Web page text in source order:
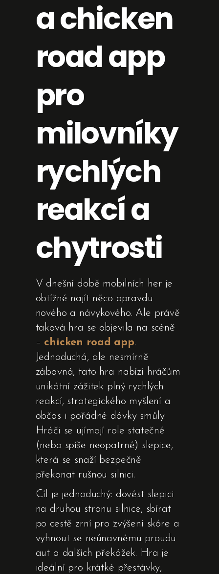
a chicken
road app
pro
milovníky
rychlých
reakcí a
chytrosti
V dnešní době mobilních her je
obtížné najít něco opravdu
nového a návykového. Ale právě
taková hra se objevila na scéně
– chicken road app.
Jednoduchá, ale nesmírně
zábavná, tato hra nabízí hráčům
unikátní zážitek plný rychlých
reakcí, strategického myšlení a
občas i pořádné dávky smůly.
Hráči se ujímají role statečné
(nebo spíše neopatrné) slepice,
která se snaží bezpečně
překonat rušnou silnici.
Cíl je jednoduchý: dovést slepici
na druhou stranu silnice, sbírat
po cestě zrní pro zvýšení skóre a
vyhnout se neúnavnému proudu
aut a dalších překážek. Hra je
ideální pro krátké přestávky,